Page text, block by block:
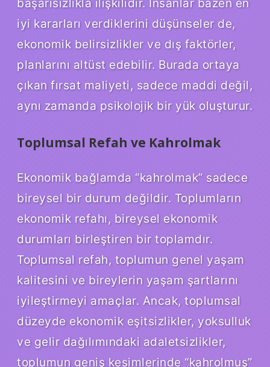
başarısızlıkla ilişkilidir. İnsanlar bazen en
iyi kararları verdiklerini düşünseler de,
ekonomik belirsizlikler ve dış faktörler,
planlarını altüst edebilir. Burada ortaya
çıkan fırsat maliyeti, sadece maddi değil,
aynı zamanda psikolojik bir yük oluşturur.
Toplumsal Refah ve Kahrolmak
Ekonomik bağlamda “kahrolmak” sadece
bireysel bir durum değildir. Toplumların
ekonomik refahı, bireysel ekonomik
durumları birleştiren bir toplamdır.
Toplumsal refah, toplumun genel yaşam
kalitesini ve bireylerin yaşam şartlarını
iyileştirmeyi amaçlar. Ancak, toplumsal
düzeyde ekonomik eşitsizlikler, yoksulluk
ve gelir dağılımındaki adaletsizlikler,
toplumun geniş kesimlerinde “kahrolmuş”